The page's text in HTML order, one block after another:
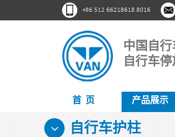
+86 512 66218618 8016
中国自行
自行车
首 页 产品展示
自行车护柱